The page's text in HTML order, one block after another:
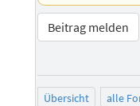
Beitrag melden
Übersicht alle